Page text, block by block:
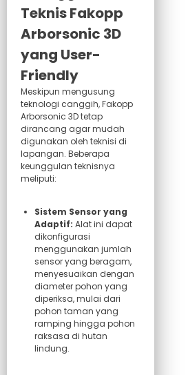
Teknis Fakopp
Arborsonic 3D
yang User-
Friendly
Meskipun mengusung
teknologi canggih, Fakopp
Arborsonic 3D tetap
dirancang agar mudah
digunakan oleh teknisi di
lapangan. Beberapa
keunggulan teknisnya
meliputi:
Sistem Sensor yang
Adaptif: Alat ini dapat
dikonfigurasi
menggunakan jumlah
sensor yang beragam,
menyesuaikan dengan
diameter pohon yang
diperiksa, mulai dari
pohon taman yang
ramping hingga pohon
raksasa di hutan
lindung.